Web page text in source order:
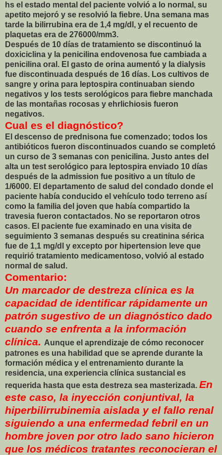
hs el estado mental del paciente volvió a lo normal, su
apetito mejoró y se resolvió la fiebre. Una semana mas
tarde la bilirrubina era de 1,4 mg/dl, y el recuento de
plaquetas era de 276000/mm3.
Después de 10 días de tratamiento se discontinuó la
doxiciclina y la penicilina endovenosa fue cambiada a
penicilina oral. El gasto de orina aumentó y la dialysis
fue discontinuada después de 16 días. Los cultivos de
sangre y orina para leptospira continuaban siendo
negativos y los tests serológicos para fiebre manchada
de las montañas rocosas y ehrlichiosis fueron
negativos.
Cual es el diagnóstico?
El descenso de prednisona fue comenzado; todos los
antibióticos fueron discontinuados cuando se completó
un curso de 3 semanas con penicilina. Justo antes del
alta un test serológico para leptospira enviado 10 días
después de la admission fue positivo a un título de
1/6000. El departamento de salud del condado donde el
paciente había conducido el vehículo todo terreno así
como la familia del joven que había compartido la
travesia fueron contactados. No se reportaron otros
casos. El paciente fue examinado en una visita de
seguimiento 3 semanas después su creatinina sérica
fue de 1,1 mg/dl y excepto por hipertension leve que
requirió tratamiento medicamentoso, volvió al estado
normal de salud.
Comentario:
Un marcador de destreza clínica es la
capacidad de identificar rápidamente un
patrón sugestivo de un diagnóstico dado
cuando se enfrenta a la información
clínica. Aunque el aprendizaje de cómo reconocer
patrones es una habilidad que se aprende durante la
formación médica y el entrenamiento durante la
residencia, una experiencia clínica sustancial es
requerida hasta que esta destreza sea masterizada. En
este caso, la inyección conjuntival, la
hiperbilirrubinemia aislada y el fallo renal
siguiendo a una enfermedad febril en un
hombre joven por otro lado sano hicieron
que los médicos tratantes reconocieran el